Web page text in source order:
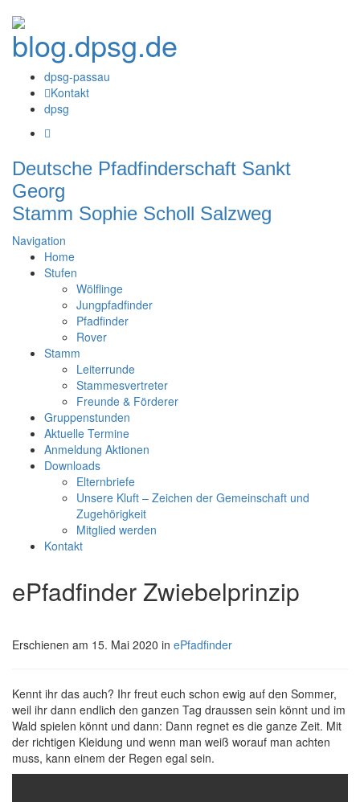
dpsg-passau
Kontakt
dpsg
Deutsche Pfadfinderschaft Sankt
Georg
Stamm Sophie Scholl Salzweg
Navigation
Home
Stufen
Wölflinge
Jungpfadfinder
Pfadfinder
Rover
Stamm
Leiterrunde
Stammesvertreter
Freunde & Förderer
Gruppenstunden
Aktuelle Termine
Anmeldung Aktionen
Downloads
Elternbriefe
Unsere Kluft – Zeichen der Gemeinschaft und
Zugehörigkeit
Mitglied werden
Kontakt
ePfadfinder Zwiebelprinzip
Erschienen am 15. Mai 2020 in ePfadfinder
Kennt ihr das auch? Ihr freut euch schon ewig auf den Sommer,
weil ihr dann endlich den ganzen Tag draussen sein könnt und im
Wald spielen könnt und dann: Dann regnet es die ganze Zeit. Mit
der richtigen Kleidung und wenn man weiß worauf man achten
muss, kann einem der Regen egal sein.